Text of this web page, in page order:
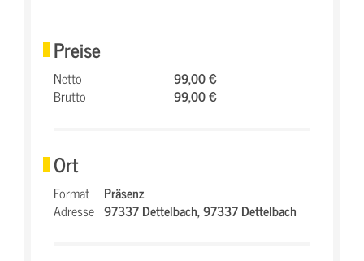
Preise
Netto
99,00 €
Brutto
99,00 €
Ort
Format
Präsenz
Adresse 97337 Dettelbach,97337 Dettelbach